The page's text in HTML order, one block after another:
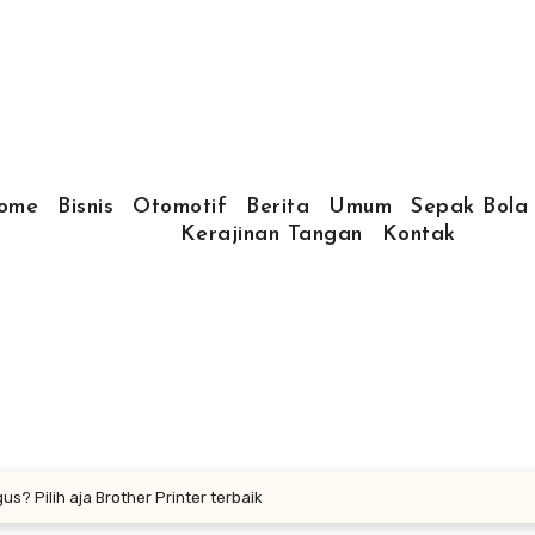
Bisnis Otomotif Berita Umum Sepak Bola
Kerajinan Tangan
Kontak
Pilih aja Brother Printer terbaik